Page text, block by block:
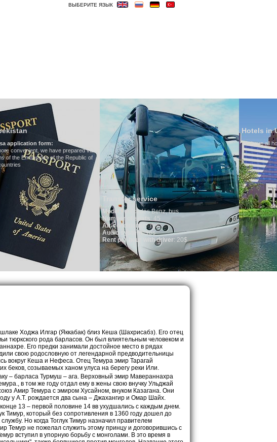
ВЫБЕРИТЕ ЯЗЫК
visa
of
Transfer service
Model:Mercedes Benz, bus
Number of seats
Air-conditioner:
Audio system
Rent per hour with driver
: 20$
Hotels in Uzbekistan
We have all hotels in Uzbekistan
Ходжа Илгар (Яккабак) близ Кеша (Шахрисабз). Его отец
тюркского рода барласов. Он был влиятельным человеком и
Его предки занимали достойное место в рядах
свою родословную от легендарной предводительницы
вокруг Кеша и Нефеса. Отец Темура эмир Тарагай
беков, созываемых ханом улуса на берегу реки Или.
– барласа Турмуш – ага. Верховный эмир Мавераннахра
в том же году отдал ему в жены свою внучку Ульджай
Амир Темура с эмиром Хусайном, внуком Казагана. Они
у А.Т. рождается два сына – Джахангир и Омар Шайх.
13 – первой половине 14 вв ухудшались с каждым днем.
Тимур, который без сопротивления в 1360 году дошел до
Но когда Тоглук Тимур назначил правителем
Темур не пожелал служить этому принцу и договорившись с
вступил в упорную борьбу с монголами. В это время в